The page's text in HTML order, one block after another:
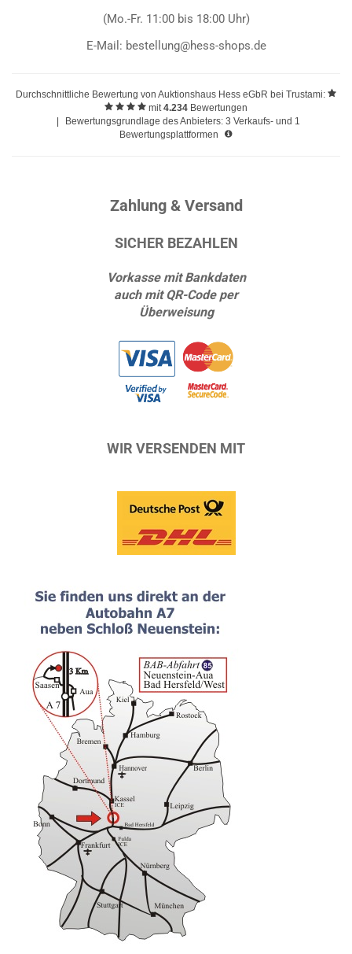
(Mo.-Fr. 11:00 bis 18:00 Uhr)
E-Mail: bestellung@hess-shops.de
Durchschnittliche Bewertung von Auktionshaus Hess eGbR bei Trustami:
mit4.234 Bewertungen
Bewertungsgrundlage des Anbieters: 3 Verkaufs- und 1
Bewertungsplattformen
Zahlung & Versand
SICHER BEZAHLEN
Vorkasse mit Bankdaten
auch mit QR-Code per
Überweisung
WIR VERSENDEN MIT